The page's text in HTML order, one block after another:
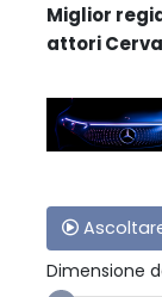
Miglior
attori
Dimensione